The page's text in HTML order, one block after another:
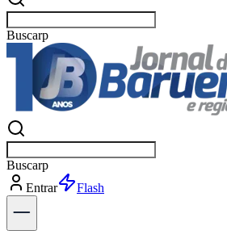
Buscarnot
Buscarnot
Entrar
Explorar